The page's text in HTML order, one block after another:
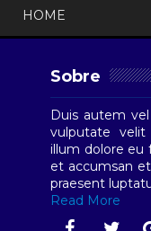
HOME
Sobre
Duis autem
vulputate velit
illum dolore eu
et accumsan
praesent
Read More